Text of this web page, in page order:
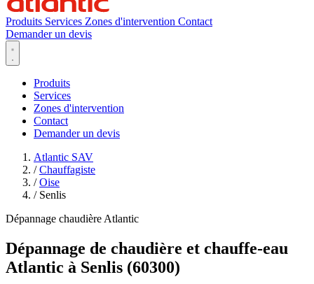
Produits Services Zones d'intervention Contact
Demander un devis
Produits
Services
Zones d'intervention
Contact
Demander un devis
Atlantic SAV
/ Chauffagiste
/ Oise
/ Senlis
Dépannage chaudière Atlantic
Dépannage de chaudière et chauffe-eau
Atlantic à Senlis (60300)